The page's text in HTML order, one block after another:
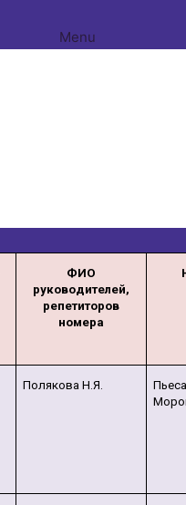
Menu
ФИО
руководителей,
репетиторов
номера
Полякова Н.Я.